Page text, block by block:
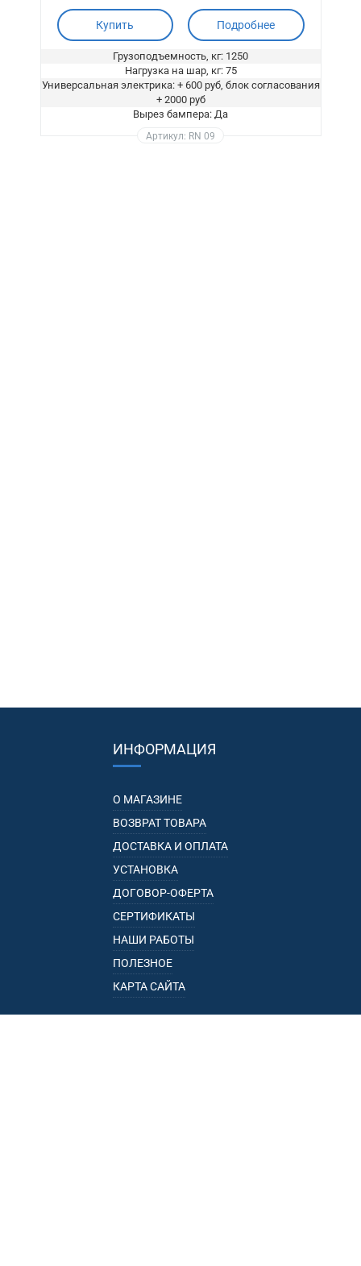
Купить Подробнее
Грузоподъемность, кг: 1250
Нагрузка на шар, кг: 75
Универсальная электрика: + 600 руб, блок согласования
+ 2000 руб
Вырез бампера: Да
Артикул: RN 09
ИНФОРМАЦИЯ
О МАГАЗИНЕ
ВОЗВРАТ ТОВАРА
ДОСТАВКА И ОПЛАТА
УСТАНОВКА
ДОГОВОР-ОФЕРТА
СЕРТИФИКАТЫ
НАШИ РАБОТЫ
ПОЛЕЗНОЕ
КАРТА САЙТА